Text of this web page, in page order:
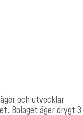
och utvecklar
Bolaget äger drygt 3